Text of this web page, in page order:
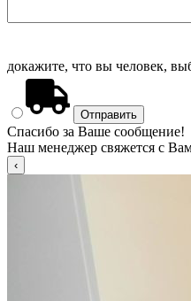
докажите, что вы человек,
Спасибо за Ваше сообщение!
Наш менеджер свяжется с